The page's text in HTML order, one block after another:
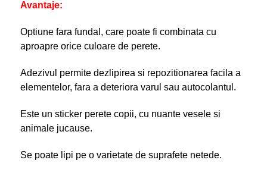
Avantaje:
Optiune fara fundal, care poate fi combinata cu
aproapre orice culoare de perete.
Adezivul permite dezlipirea si repozitionarea facila a
elementelor, fara a deteriora varul sau autocolantul.
Este un sticker perete copii, cu nuante vesele si
animale jucause.
Se poate lipi pe o varietate de suprafete netede.